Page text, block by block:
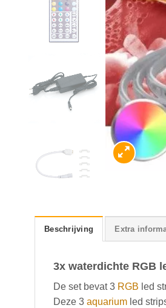
Beschrijving Extra
3x waterdichte RGB
De set bevat 3 RGB led
Deze 3 aquarium led